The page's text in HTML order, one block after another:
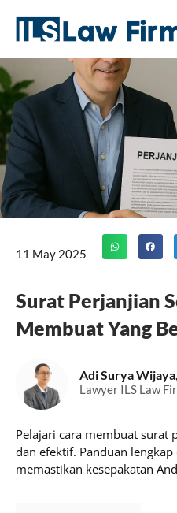
content
11 May 2025
Surat Perjanjian
Membuat Yang
Adi Surya
Lawyer ILS Law
Pelajari cara membuat surat
dan efektif. Panduan lengkap
memastikan kesepakatan